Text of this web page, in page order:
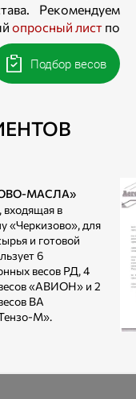
Рекомендуем
опросный листпо
МАСЛА»
в
«Черкизово», для
и готовой
6
весов РД, 4
«АВИОН» и 2
ВА
М».
Подбор весов